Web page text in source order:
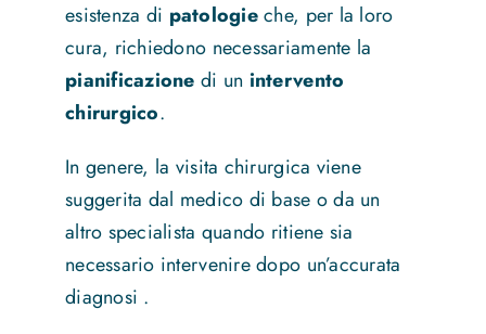
esistenza di patologieche, per la loro
cura, richiedono necessariamente la
pianificazione di un intervento
chirurgico.
In genere, la visita chirurgica viene
suggerita dal medico di base o da un
altro specialista quando ritiene sia
necessario intervenire dopo un’accurata
diagnosi .